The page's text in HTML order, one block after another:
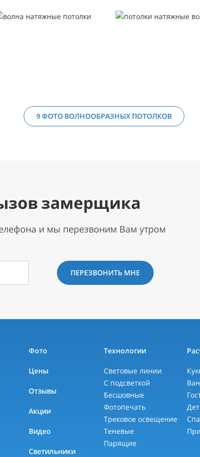
9 ФОТО ВОЛНООБРАЗНЫХ ПОТОЛКОВ
замерщика
и мы перезвоним Вам утром
ПЕРЕЗВОНИТЬ МНЕ
Фото
Цены
Отзывы
Акции
Видео
Светильники
Технологии
Световые линии
С подсветкой
Бесшовные
Фотопечать
Трековое освещение
Теневые
Парящие